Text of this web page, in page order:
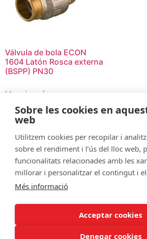
Válvula de bola ECON
1604 Latón Rosca externa
(BSPP) PN30
Llegeix més
© Servitec S.A.
Tots els drets reservats
Made byCRONUTS.DIGITAL
Política de cookiesPolítica de qualitat
Sobre les cookies en
web
Utilitzem cookies per recopilar i
sobre el rendiment i l’ús del lloc web,
funcionalitats relacionades amb les
millorar i personalitzar el contingut i
Més informació
Acceptar cookies
Denegar cookies